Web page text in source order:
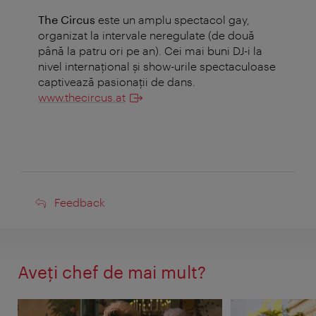
The Circus este un amplu spectacol gay,
organizat la intervale neregulate (de două
până la patru ori pe an). Cei mai buni DJ-i la
nivel internaţional şi show-urile spectaculoase
captivează pasionaţii de dans.
www.thecircus.at
Feedback
Feedback
Aveţi chef de mai mult?